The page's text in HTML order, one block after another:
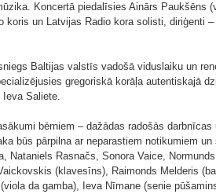
Koncertā piedalīsies Ainārs Paukšēns
un Latvijas Radio kora solisti, diriģenti –
Baltijas valstīs vadošā viduslaiku un
gregoriskā korāļa autentiskajā
Ieva Saliete.
bērniem – dažādas radošās darbnīcas
būs pārpilna ar neparastiem notikumiem un
Nataniels Rasnačs, Sonora Vaice,
(klavesīns), Raimonds Melderis
da gamba), Ieva Nīmane (senie